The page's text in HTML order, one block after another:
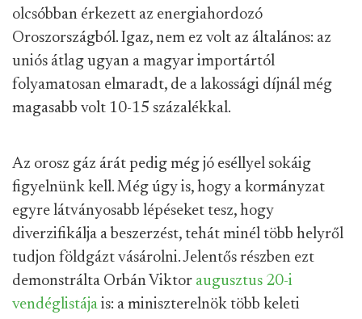
olcsóbban érkezett az energiahordozó
Oroszországból. Igaz, nem ez volt az általános: az
uniós átlag ugyan a magyar importártól
folyamatosan elmaradt, de a lakossági díjnál még
magasabb volt 10-15 százalékkal.
Az orosz gáz árát pedig még jó eséllyel sokáig
figyelnünk kell. Még úgy is, hogy a kormányzat
egyre látványosabb lépéseket tesz, hogy
diverzifikálja a beszerzést, tehát minél több helyről
tudjon földgázt vásárolni. Jelentős részben ezt
demonstrálta Orbán Viktor augusztus 20-i
vendéglistája is: a miniszterelnök több keleti